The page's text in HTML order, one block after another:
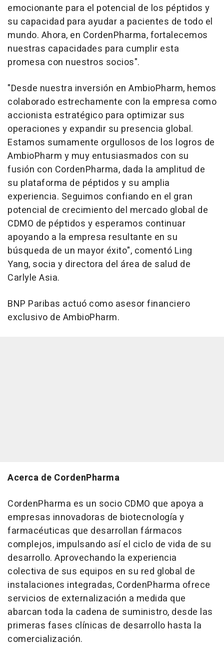
emocionante para el potencial de los péptidos y
su capacidad para ayudar a pacientes de todo el
mundo. Ahora, en CordenPharma, fortalecemos
nuestras capacidades para cumplir esta
promesa con nuestros socios".
"Desde nuestra inversión en AmbioPharm, hemos
colaborado estrechamente con la empresa como
accionista estratégico para optimizar sus
operaciones y expandir su presencia global.
Estamos sumamente orgullosos de los logros de
AmbioPharm y muy entusiasmados con su
fusión con CordenPharma, dada la amplitud de
su plataforma de péptidos y su amplia
experiencia. Seguimos confiando en el gran
potencial de crecimiento del mercado global de
CDMO de péptidos y esperamos continuar
apoyando a la empresa resultante en su
búsqueda de un mayor éxito", comentó Ling
Yang, socia y directora del área de salud de
Carlyle Asia.
BNP Paribas actuó como asesor financiero
exclusivo de AmbioPharm.
Acerca de CordenPharma
CordenPharma es un socio CDMO que apoya a
empresas innovadoras de biotecnología y
farmacéuticas que desarrollan fármacos
complejos, impulsando así el ciclo de vida de su
desarrollo. Aprovechando la experiencia
colectiva de sus equipos en su red global de
instalaciones integradas, CordenPharma ofrece
servicios de externalización a medida que
abarcan toda la cadena de suministro, desde las
primeras fases clínicas de desarrollo hasta la
comercialización.